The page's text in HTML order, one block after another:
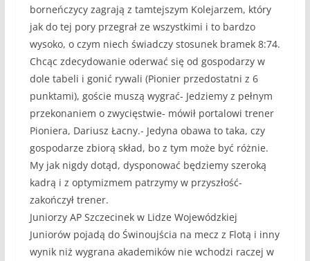
borneńczycy zagrają z tamtejszym Kolejarzem, który
jak do tej pory przegrał ze wszystkimi i to bardzo
wysoko, o czym niech świadczy stosunek bramek 8:74.
Chcąc zdecydowanie oderwać się od gospodarzy w
dole tabeli i gonić rywali (Pionier przedostatni z 6
punktami), goście muszą wygrać- Jedziemy z pełnym
przekonaniem o zwycięstwie- mówił portalowi trener
Pioniera, Dariusz Łacny.- Jedyna obawa to taka, czy
gospodarze zbiorą skład, bo z tym może być różnie.
My jak nigdy dotąd, dysponować będziemy szeroką
kadrą i z optymizmem patrzymy w przyszłość-
zakończył trener.
Juniorzy AP Szczecinek w Lidze Wojewódzkiej
Juniorów pojadą do Świnoujścia na mecz z Flotą i inny
wynik niż wygrana akademików nie wchodzi raczej w